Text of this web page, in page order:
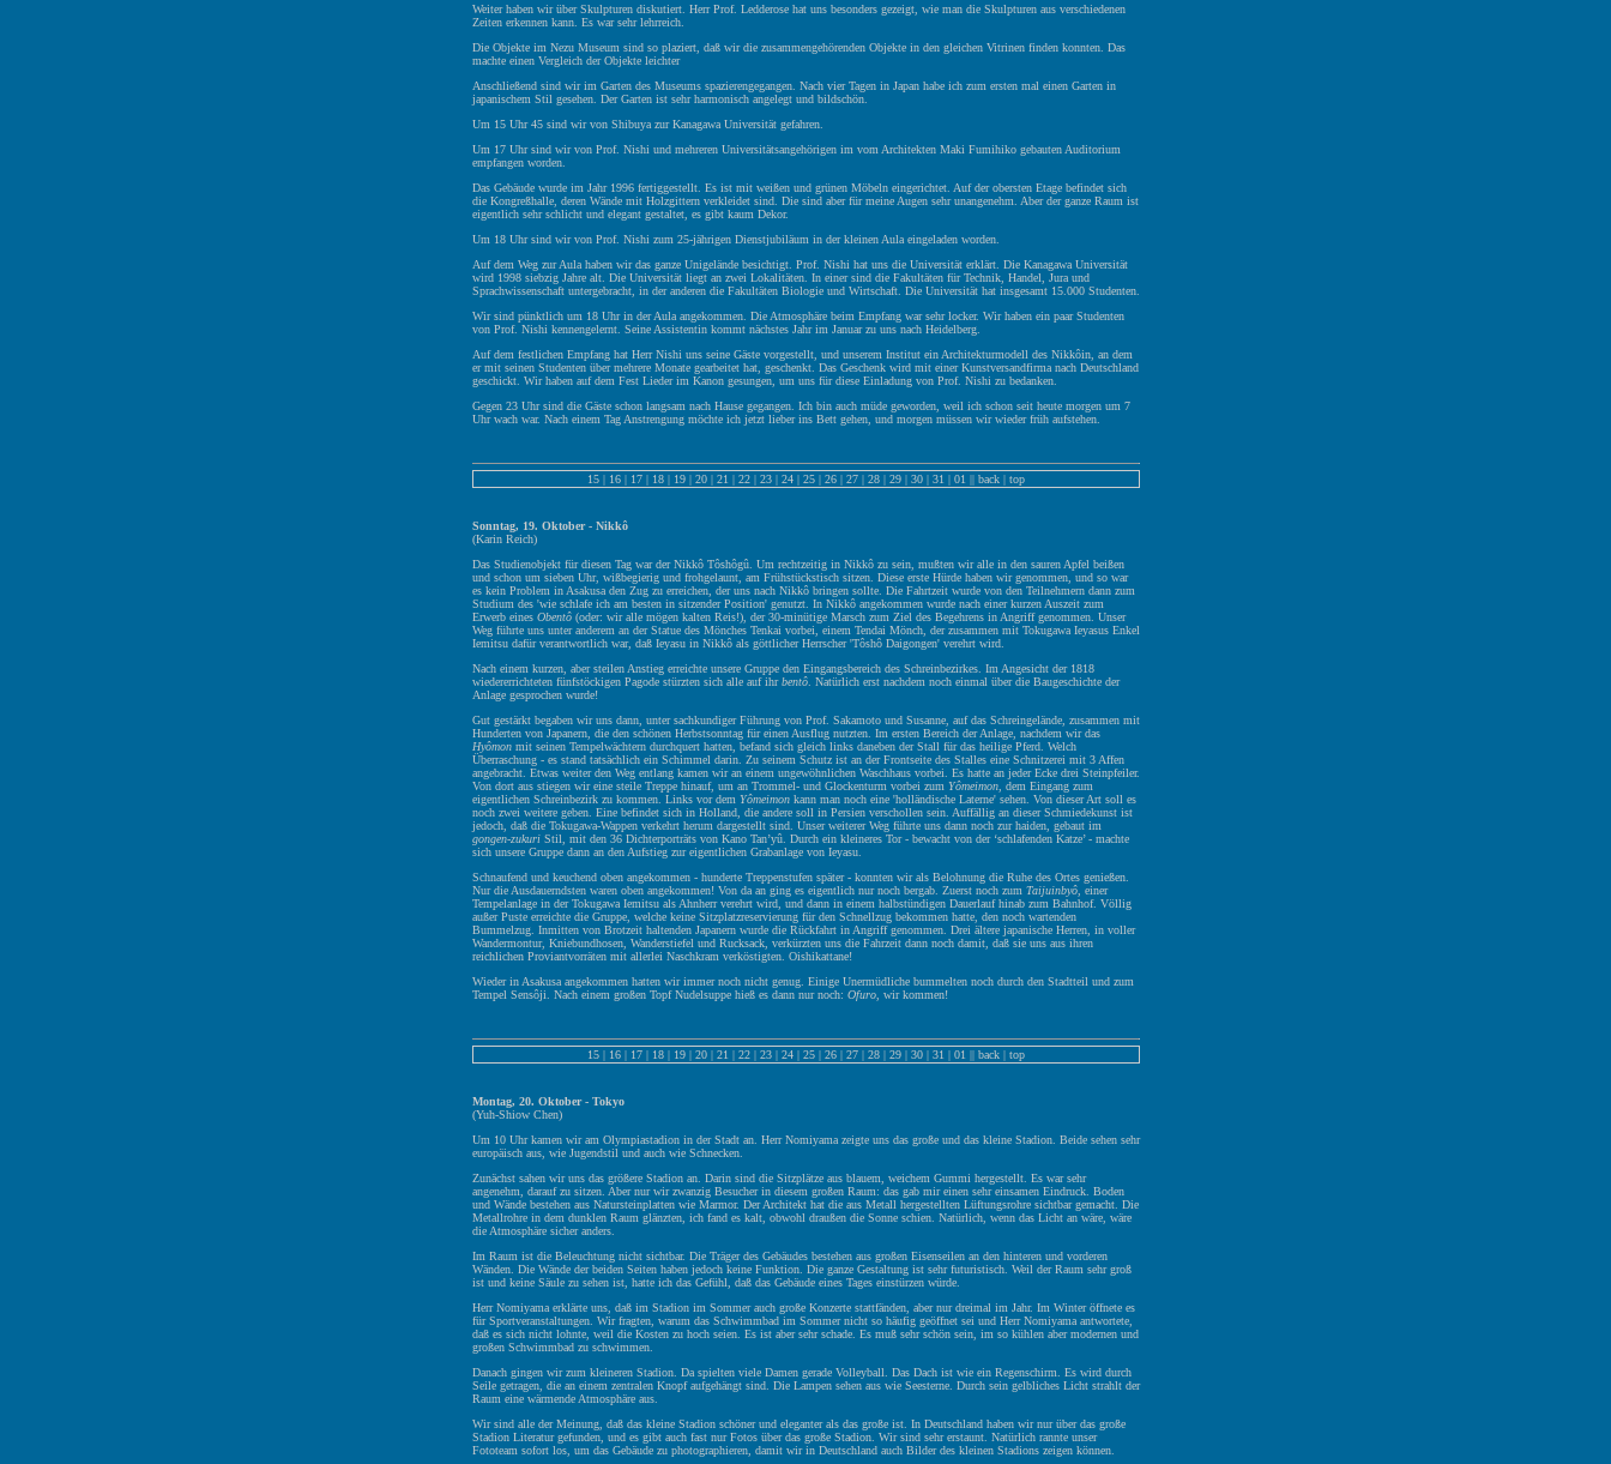
Weiter haben wir über Skulpturen diskutiert. Herr Prof. Ledderose hat uns besonders gezeigt, wie man die Skulpturen aus verschiedenen
Zeiten erkennen kann. Es war sehr lehrreich.
Die Objekte im Nezu Museum sind so plaziert, daß wir die zusammengehörenden Objekte in den gleichen Vitrinen finden konnten. Das
machte einen Vergleich der Objekte leichter
Anschließend sind wir im Garten des Museums spazierengegangen. Nach vier Tagen in Japan habe ich zum ersten mal einen Garten in
japanischem Stil gesehen. Der Garten ist sehr harmonisch angelegt und bildschön.
Um 15 Uhr 45 sind wir von Shibuya zur Kanagawa Universität gefahren.
Um 17 Uhr sind wir von Prof. Nishi und mehreren Universitätsangehörigen im vom Architekten Maki Fumihiko gebauten Auditorium
empfangen worden.
Das Gebäude wurde im Jahr 1996 fertiggestellt. Es ist mit weißen und grünen Möbeln eingerichtet. Auf der obersten Etage befindet sich
die Kongreßhalle, deren Wände mit Holzgittern verkleidet sind. Die sind aber für meine Augen sehr unangenehm. Aber der ganze Raum ist
eigentlich sehr schlicht und elegant gestaltet, es gibt kaum Dekor.
Um 18 Uhr sind wir von Prof. Nishi zum 25-jährigen Dienstjubiläum in der kleinen Aula eingeladen worden.
Auf dem Weg zur Aula haben wir das ganze Unigelände besichtigt. Prof. Nishi hat uns die Universität erklärt. Die Kanagawa Universität
wird 1998 siebzig Jahre alt. Die Universität liegt an zwei Lokalitäten. In einer sind die Fakultäten für Technik, Handel, Jura und
Sprachwissenschaft untergebracht, in der anderen die Fakultäten Biologie und Wirtschaft. Die Universität hat insgesamt 15.000 Studenten.
Wir sind pünktlich um 18 Uhr in der Aula angekommen. Die Atmosphäre beim Empfang war sehr locker. Wir haben ein paar Studenten
von Prof. Nishi kennengelernt. Seine Assistentin kommt nächstes Jahr im Januar zu uns nach Heidelberg.
Auf dem festlichen Empfang hat Herr Nishi uns seine Gäste vorgestellt, und unserem Institut ein Architekturmodell des Nikkôin, an dem
er mit seinen Studenten über mehrere Monate gearbeitet hat, geschenkt. Das Geschenk wird mit einer Kunstversandfirma nach Deutschland
geschickt. Wir haben auf dem Fest Lieder im Kanon gesungen, um uns für diese Einladung von Prof. Nishi zu bedanken.
Gegen 23 Uhr sind die Gäste schon langsam nach Hause gegangen. Ich bin auch müde geworden, weil ich schon seit heute morgen um 7
Uhr wach war. Nach einem Tag Anstrengung möchte ich jetzt lieber ins Bett gehen, und morgen müssen wir wieder früh aufstehen.
15 | 16 | 17 | 18 | 19 | 20 | 21 | 22 | 23 | 24 | 25 | 26 | 27 | 28 | 29 | 30 | 31 | 01 || back | top
Sonntag, 19. Oktober - Nikkô
(Karin Reich)
Das Studienobjekt für diesen Tag war der Nikkô Tôshôgû. Um rechtzeitig in Nikkô zu sein, mußten wir alle in den sauren Apfel beißen
und schon um sieben Uhr, wißbegierig und frohgelaunt, am Frühstückstisch sitzen. Diese erste Hürde haben wir genommen, und so war
es kein Problem in Asakusa den Zug zu erreichen, der uns nach Nikkô bringen sollte. Die Fahrtzeit wurde von den Teilnehmern dann zum
Studium des 'wie schlafe ich am besten in sitzender Position' genutzt. In Nikkô angekommen wurde nach einer kurzen Auszeit zum
Erwerb eines Obentô (oder: wir alle mögen kalten Reis!), der 30-minütige Marsch zum Ziel des Begehrens in Angriff genommen. Unser
Weg führte uns unter anderem an der Statue des Mönches Tenkai vorbei, einem Tendai Mönch, der zusammen mit Tokugawa Ieyasus Enkel
Iemitsu dafür verantwortlich war, daß Ieyasu in Nikkô als göttlicher Herrscher 'Tôshô Daigongen' verehrt wird.
Nach einem kurzen, aber steilen Anstieg erreichte unsere Gruppe den Eingangsbereich des Schreinbezirkes. Im Angesicht der 1818
wiedererrichteten fünfstöckigen Pagode stürzten sich alle auf ihrbentô . Natürlich erst nachdem noch einmal über die Baugeschichte der
Anlage gesprochen wurde!
Gut gestärkt begaben wir uns dann, unter sachkundiger Führung von Prof. Sakamoto und Susanne, auf das Schreingelände, zusammen mit
Hunderten von Japanern, die den schönen Herbstsonntag für einen Ausflug nutzten. Im ersten Bereich der Anlage, nachdem wir das
Hyômon mit seinen Tempelwächtern durchquert hatten, befand sich gleich links daneben der Stall für das heilige Pferd. Welch
Überraschung - es stand tatsächlich ein Schimmel darin. Zu seinem Schutz ist an der Frontseite des Stalles eine Schnitzerei mit 3 Affen
angebracht. Etwas weiter den Weg entlang kamen wir an einem ungewöhnlichen Waschhaus vorbei. Es hatte an jeder Ecke drei Steinpfeiler.
Von dort aus stiegen wir eine steile Treppe hinauf, um an Trommel- und Glockenturm vorbei zum Yômeimon , dem Eingang zum
eigentlichen Schreinbezirk zu kommen. Links vor dem Yômeimon kann man noch eine 'holländische Laterne' sehen. Von dieser Art soll es
noch zwei weitere geben. Eine befindet sich in Holland, die andere soll in Persien verschollen sein. Auffällig an dieser Schmiedekunst ist
jedoch, daß die Tokugawa-Wappen verkehrt herum dargestellt sind. Unser weiterer Weg führte uns dann noch zur haiden, gebaut im
gongen-zukuri Stil, mit den 36 Dichterporträts von Kano Tan’yû. Durch ein kleineres Tor - bewacht von der ‘schlafenden Katze’ - machte
sich unsere Gruppe dann an den Aufstieg zur eigentlichen Grabanlage von Ieyasu.
Schnaufend und keuchend oben angekommen - hunderte Treppenstufen später - konnten wir als Belohnung die Ruhe des Ortes genießen.
Nur die Ausdauerndsten waren oben angekommen! Von da an ging es eigentlich nur noch bergab. Zuerst noch zum Taijuinbyô , einer
Tempelanlage in der Tokugawa Iemitsu als Ahnherr verehrt wird, und dann in einem halbstündigen Dauerlauf hinab zum Bahnhof. Völlig
außer Puste erreichte die Gruppe, welche keine Sitzplatzreservierung für den Schnellzug bekommen hatte, den noch wartenden
Bummelzug. Inmitten von Brotzeit haltenden Japanern wurde die Rückfahrt in Angriff genommen. Drei ältere japanische Herren, in voller
Wandermontur, Kniebundhosen, Wanderstiefel und Rucksack, verkürzten uns die Fahrzeit dann noch damit, daß sie uns aus ihren
reichlichen Proviantvorräten mit allerlei Naschkram verköstigten. Oishikattane!
Wieder in Asakusa angekommen hatten wir immer noch nicht genug. Einige Unermüdliche bummelten noch durch den Stadtteil und zum
Tempel Sensôji. Nach einem großen Topf Nudelsuppe hieß es dann nur noch: Ofuro , wir kommen!
15 | 16 | 17 | 18 | 19 | 20 | 21 | 22 | 23 | 24 | 25 | 26 | 27 | 28 | 29 | 30 | 31 | 01 || back | top
Montag, 20. Oktober - Tokyo
(Yuh-Shiow Chen)
Um 10 Uhr kamen wir am Olympiastadion in der Stadt an. Herr Nomiyama zeigte uns das große und das kleine Stadion. Beide sehen sehr
europäisch aus, wie Jugendstil und auch wie Schnecken.
Zunächst sahen wir uns das größere Stadion an. Darin sind die Sitzplätze aus blauem, weichem Gummi hergestellt. Es war sehr
angenehm, darauf zu sitzen. Aber nur wir zwanzig Besucher in diesem großen Raum: das gab mir einen sehr einsamen Eindruck. Boden
und Wände bestehen aus Natursteinplatten wie Marmor. Der Architekt hat die aus Metall hergestellten Lüftungsrohre sichtbar gemacht. Die
Metallrohre in dem dunklen Raum glänzten, ich fand es kalt, obwohl draußen die Sonne schien. Natürlich, wenn das Licht an wäre, wäre
die Atmosphäre sicher anders.
Im Raum ist die Beleuchtung nicht sichtbar. Die Träger des Gebäudes bestehen aus großen Eisenseilen an den hinteren und vorderen
Wänden. Die Wände der beiden Seiten haben jedoch keine Funktion. Die ganze Gestaltung ist sehr futuristisch. Weil der Raum sehr groß
ist und keine Säule zu sehen ist, hatte ich das Gefühl, daß das Gebäude eines Tages einstürzen würde.
Herr Nomiyama erklärte uns, daß im Stadion im Sommer auch große Konzerte stattfänden, aber nur dreimal im Jahr. Im Winter öffnete es
für Sportveranstaltungen. Wir fragten, warum das Schwimmbad im Sommer nicht so häufig geöffnet sei und Herr Nomiyama antwortete,
daß es sich nicht lohnte, weil die Kosten zu hoch seien. Es ist aber sehr schade. Es muß sehr schön sein, im so kühlen aber modernen und
großen Schwimmbad zu schwimmen.
Danach gingen wir zum kleineren Stadion. Da spielten viele Damen gerade Volleyball. Das Dach ist wie ein Regenschirm. Es wird durch
Seile getragen, die an einem zentralen Knopf aufgehängt sind. Die Lampen sehen aus wie Seesterne. Durch sein gelbliches Licht strahlt der
Raum eine wärmende Atmosphäre aus.
Wir sind alle der Meinung, daß das kleine Stadion schöner und eleganter als das große ist. In Deutschland haben wir nur über das große
Stadion Literatur gefunden, und es gibt auch fast nur Fotos über das große Stadion. Wir sind sehr erstaunt. Natürlich rannte unser
Fototeam sofort los, um das Gebäude zu photographieren, damit wir in Deutschland auch Bilder des kleinen Stadions zeigen können.